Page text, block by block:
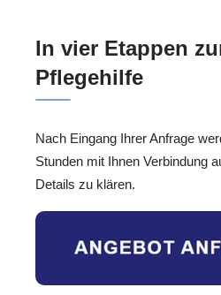
In vier Etappen
Pflegehilfe
Nach Eingang Ihrer Anfrage
Stunden mit Ihnen Verbindung
Details zu klären.